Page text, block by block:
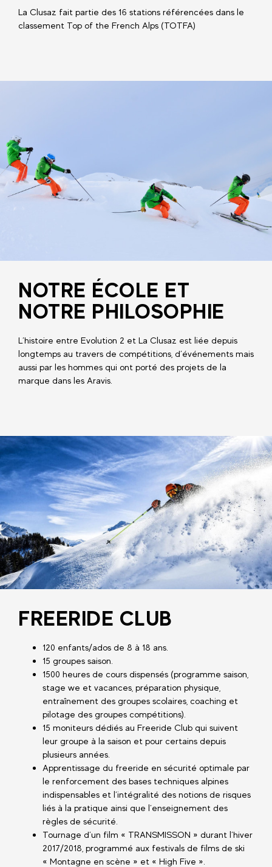
La Clusaz fait partie des 16 stations référencées dans le
classement Top of the French Alps (TOTFA)
NOTRE ÉCOLE ET
NOTRE PHILOSOPHIE
L’histoire entre Evolution 2 et La Clusaz est liée depuis
longtemps au travers de compétitions, d’événements mais
aussi par les hommes qui ont porté des projets de la
marque dans les Aravis.
FREERIDE CLUB
120 enfants/ados de 8 à 18 ans.
15 groupes saison.
1500 heures de cours dispensés (programme saison,
stage we et vacances, préparation physique,
entraînement des groupes scolaires, coaching et
pilotage des groupes compétitions).
15 moniteurs dédiés au Freeride Club qui suivent
leur groupe à la saison et pour certains depuis
plusieurs années.
Apprentissage du freeride en sécurité optimale par
le renforcement des bases techniques alpines
indispensables et l’intégralité des notions de risques
liés à la pratique ainsi que l’enseignement des
règles de sécurité.
Tournage d’un film « TRANSMISSON » durant l’hiver
2017/2018, programmé aux festivals de films de ski
« Montagne en scène » et « High Five ».